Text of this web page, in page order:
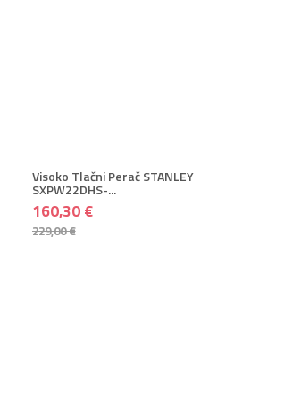
Visoko Tlačni Perač STANLEY
SXPW22DHS-...
160,30 €
229,00 €